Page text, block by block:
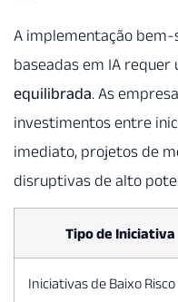
A implementação
baseadas em IA requer
equilibrada. As
investimentos entre
imediato, projetos de
disruptivas de alto
Tipo de Iniciativa
Iniciativas de Baixo Risco